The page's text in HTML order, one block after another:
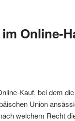
Online-
Kauf, bei dem
Union
welchem Recht